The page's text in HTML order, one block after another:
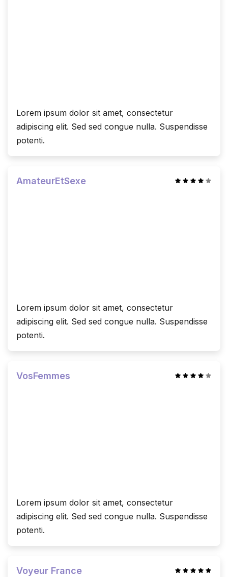
Lorem ipsum dolor sit amet, consectetur
adipiscing elit. Sed sed congue nulla. Suspendisse
potenti.
AmateurEtSexe
Lorem ipsum dolor sit amet, consectetur
adipiscing elit. Sed sed congue nulla. Suspendisse
potenti.
VosFemmes
Lorem ipsum dolor sit amet, consectetur
adipiscing elit. Sed sed congue nulla. Suspendisse
potenti.
Voyeur France